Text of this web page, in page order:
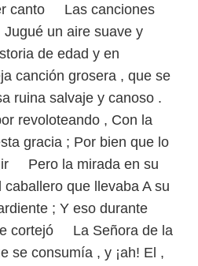
canto Las canciones
un aire suave y
de edad y en
canción grosera , que se
salvaje y canoso .
revoloteando , Con la
gracia ; Por bien que lo
Pero la mirada en su
que llevaba A su
; Y eso durante
cortejó La Señora de la
se consumía , y ¡ah! El ,